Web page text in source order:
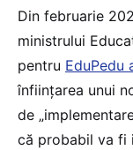
Din februarie
ministrului
pentru EduPedu
înființarea unui
de
că probabil va fi